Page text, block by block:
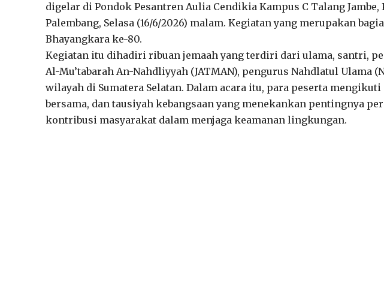
digelar di Pondok Pesantren Aulia Cendikia Kampus C Talang Jambe,
Palembang, Selasa (16/6/2026) malam. Kegiatan yang merupakan
Bhayangkara ke-80.
Kegiatan itu dihadiri ribuan jemaah yang terdiri dari ulama, santri,
Al-Mu’tabarah An-Nahdliyyah (JATMAN), pengurus Nahdlatul Ulama
wilayah di Sumatera Selatan. Dalam acara itu, para peserta
bersama, dan tausiyah kebangsaan yang menekankan pentingnya
kontribusi masyarakat dalam menjaga keamanan lingkungan.